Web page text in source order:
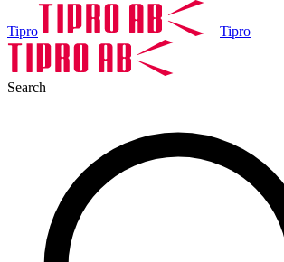
Tipro Tipro
Search